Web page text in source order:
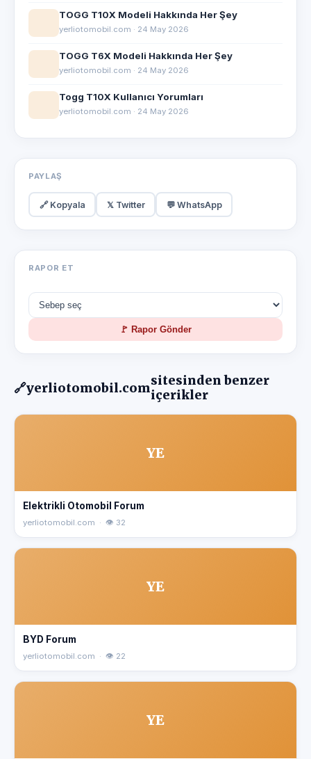
TOGG T10X Modeli Hakkında Her Şey
yerliotomobil.com · 24 May 2026
TOGG T6X Modeli Hakkında Her Şey
yerliotomobil.com · 24 May 2026
Togg T10X Kullanıcı Yorumları
yerliotomobil.com · 24 May 2026
PAYLAŞ
🔗 Kopyala 𝕏 Twitter 💬 WhatsApp
RAPOR ET
🚩 Rapor Gönder
🔗yerliotomobil.comsitesinden benzer
içerikler
YE
Elektrikli Otomobil Forum
yerliotomobil.com · 👁 32
YE
BYD Forum
yerliotomobil.com · 👁 22
YE